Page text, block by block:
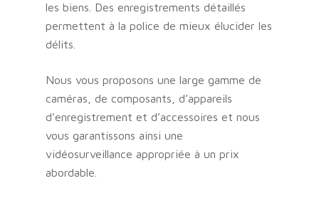
les biens. Des enregistrements détaillés
permettent à la police de mieux élucider les
délits.
Nous vous proposons une large gamme de
caméras, de composants, d’appareils
d’enregistrement et d’accessoires et nous
vous garantissons ainsi une
vidéosurveillance appropriée à un prix
abordable.